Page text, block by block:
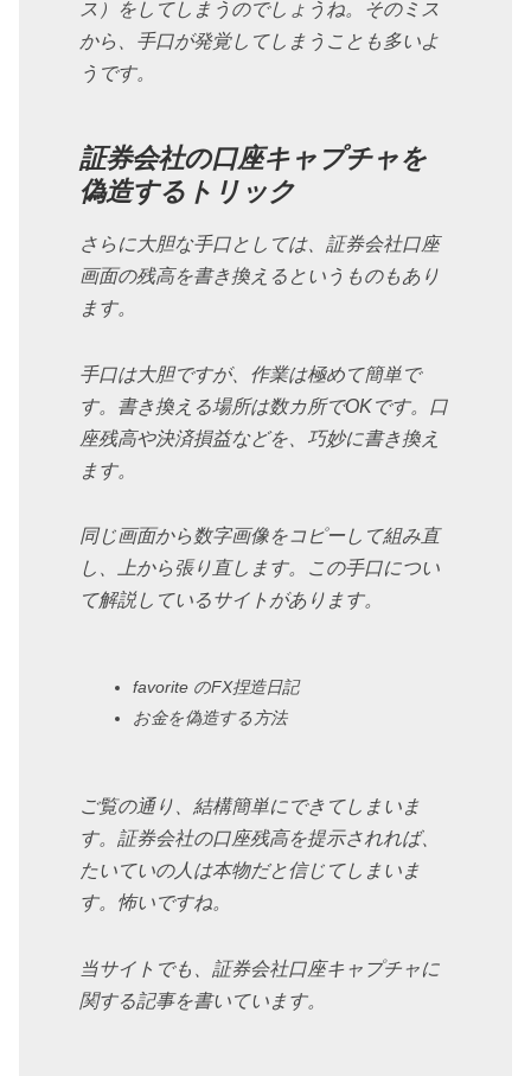
ス）をしてしまうのでしょうね。そのミス
から、手口が発覚してしまうことも多いよ
うです。
証券会社の口座キャプチャを
偽造するトリック
さらに大胆な手口としては、証券会社口座
画面の残高を書き換えるというものもあり
ます。
手口は大胆ですが、作業は極めて簡単で
す。書き換える場所は数カ所でOKです。口
座残高や決済損益などを、巧妙に書き換え
ます。
同じ画面から数字画像をコピーして組み直
し、上から張り直します。この手口につい
て解説しているサイトがあります。
favorite のFX捏造日記
お金を偽造する方法
ご覧の通り、結構簡単にできてしまいま
す。証券会社の口座残高を提示されれば、
たいていの人は本物だと信じてしまいま
す。怖いですね。
当サイトでも、証券会社口座キャプチャに
関する記事を書いています。